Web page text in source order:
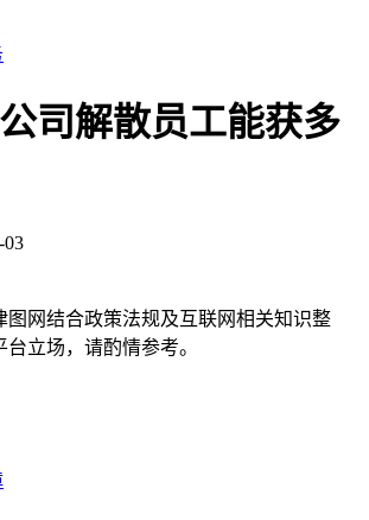
司解散员工能获多
03
图网结合政策法规及互联网相关知识整
立场，请酌情参考。